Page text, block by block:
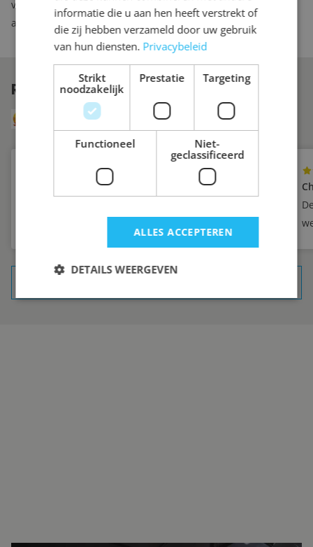
veranderen aan het kastinterieur, dan kunt u bij ons
aanvullende lades of planken bestellen.
REVIEWSVAN ONZE KLANTEN
informatie die u aan hen heeft verstrekt of
die zij hebben verzameld door uw gebruik
van hun diensten. Privacybeleid
Strikt
noodzakelijk
Prestatie Targeting
Functioneel
Niet-
geclassificeerd
ALLES ACCEPTEREN
DETAILS WEERGEVEN